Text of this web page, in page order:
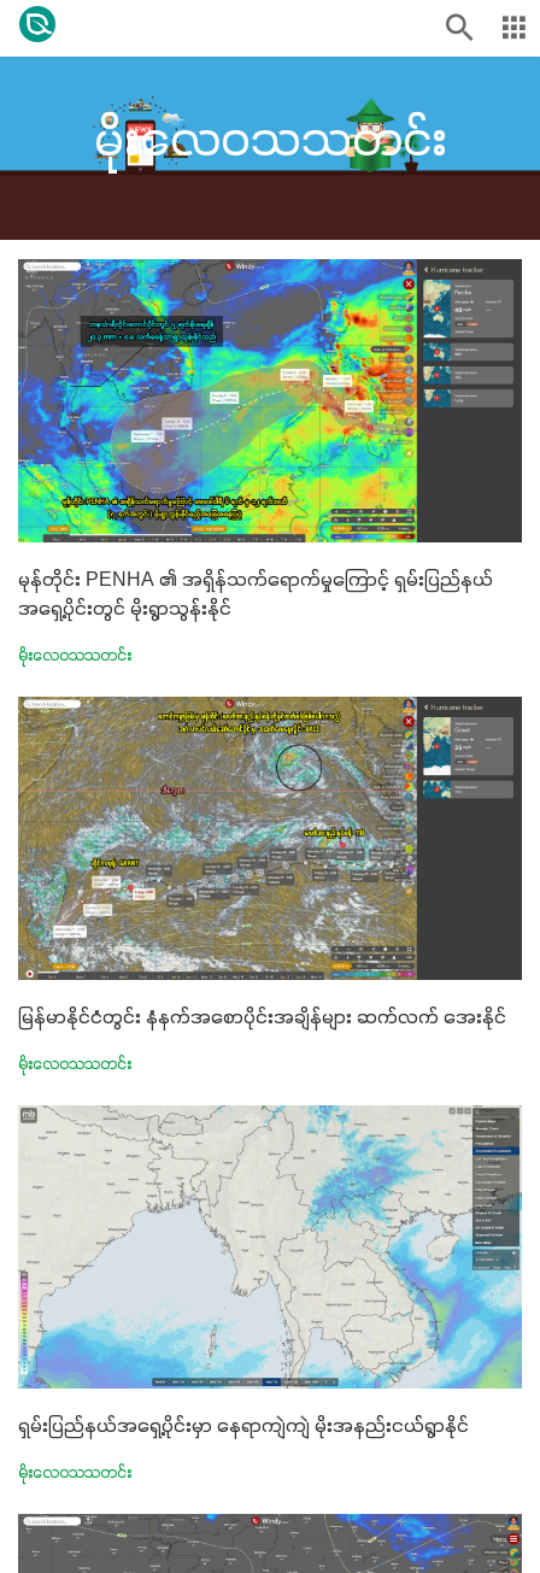
မိုးလေဝသသတင်း
မုန်တိုင်း PENHA ၏ အရှိန်သက်ရောက်မှုကြောင့် ရှမ်းပြည်နယ်
အရှေ့ပိုင်းတွင် မိုးရွာသွန်းနိုင်
မိုးလေဝသသတင်း
မြန်မာနိုင်ငံတွင်း နံနက်အစောပိုင်းအချိန်များ ဆက်လက် အေးနိုင်
မိုးလေဝသသတင်း
ရှမ်းပြည်နယ်အရှေ့ပိုင်းမှာ နေရာကျဲကျဲ မိုးအနည်းငယ်ရွာနိုင်
မိုးလေဝသသတင်း